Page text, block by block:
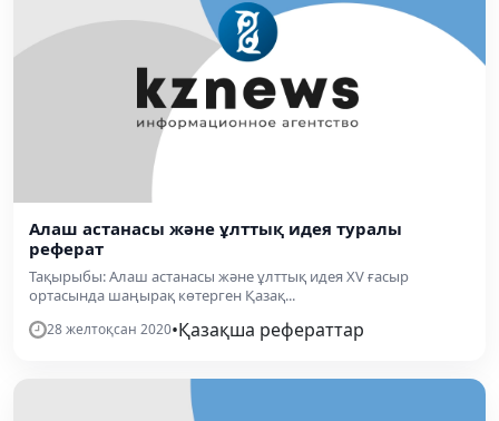
Алаш астанасы және ұлттық идея туралы
реферат
Тақырыбы: Алаш астанасы және ұлттық идея ХV ғасыр
ортасында шаңырақ көтерген Қазақ...
28 желтоқсан 2020•Қазақша рефераттар